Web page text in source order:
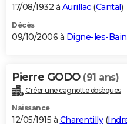
17/08/1932 à Aurillac(Cantal)
Décès
09/10/2006 à Digne-les-
Pierre GODO (91 ans)
Créer une cagnotte obsèques
Naissance
12/05/1915 à Charentilly(